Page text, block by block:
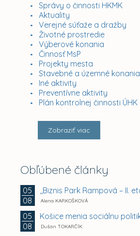
Správy o činnosti HKMK
Aktuality
Verejné súťaže a dražby
Životné prostredie
Výberové konania
Činnosť MsP
Projekty mesta
Stavebné a územné konania
Iné aktivity
Preventívne aktivity
Plán kontrolnej činnosti ÚHK
Zobraziť viac
Obľúbené články
05
08
Alena KARKOŠKOVÁ
05
08
Dušan TOKARČÍK